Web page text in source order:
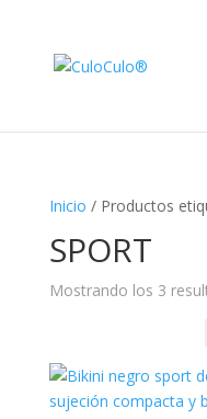
Inicio / Productos
SPORT
Mostrando los 3